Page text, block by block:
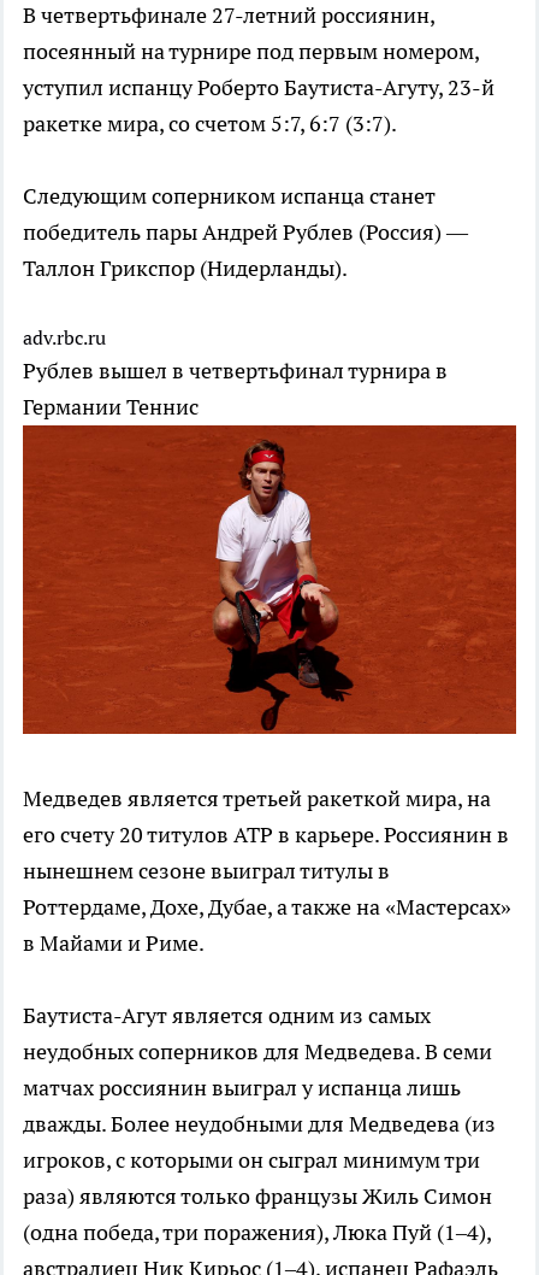
В четвертьфинале 27-летний россиянин,
посеянный на турнире под первым номером,
уступил испанцу Роберто Баутиста-Агуту, 23-й
ракетке мира, со счетом 5:7, 6:7 (3:7).
Следующим соперником испанца станет
победитель пары Андрей Рублев (Россия) —
Таллон Грикспор (Нидерланды).
adv.rbc.ru
Рублев вышел в четвертьфинал турнира в
ГерманииТеннис
Медведев является третьей ракеткой мира, на
его счету 20 титулов ATP в карьере. Россиянин в
нынешнем сезоне выиграл титулы в
Роттердаме, Дохе, Дубае, а также на «Мастерсах»
в Майами и Риме.
Баутиста-Агут является одним из самых
неудобных соперников для Медведева. В семи
матчах россиянин выиграл у испанца лишь
дважды. Более неудобными для Медведева (из
игроков, с которыми он сыграл минимум три
раза) являются только французы Жиль Симон
(одна победа, три поражения), Люка Пуй (1–4),
австралиец Ник Кирьос (1–4), испанец Рафаэль